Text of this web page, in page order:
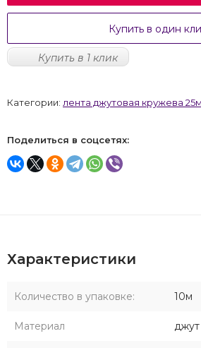
Купить в один
Купить в 1 клик
Категории: лента джутовая кружева
Поделиться в соцсетях:
Характеристики
Количество в упаковке: 10м
Материал джут